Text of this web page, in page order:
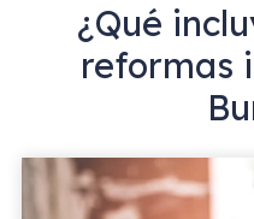
¿Qué
reformas